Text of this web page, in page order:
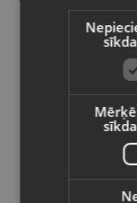
Nintendo
valodā
Valsts